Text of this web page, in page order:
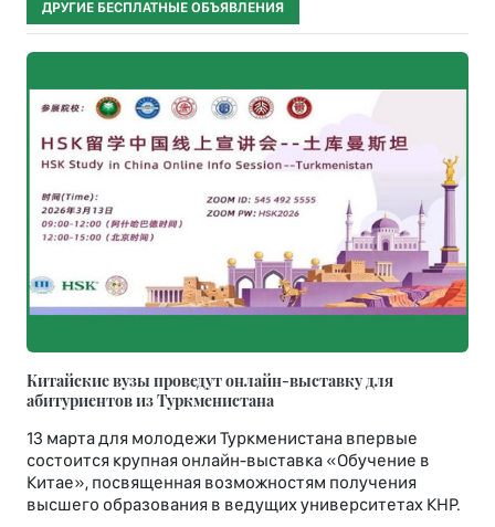
ДРУГИЕ БЕСПЛАТНЫЕ ОБЪЯВЛЕНИЯ
Китайские вузы проведут онлайн-выставку для
абитуриентов из Туркменистана
13 марта для молодежи Туркменистана впервые
состоится крупная онлайн-выставка «Обучение в
Китае», посвященная возможностям получения
высшего образования в ведущих университетах КНР.